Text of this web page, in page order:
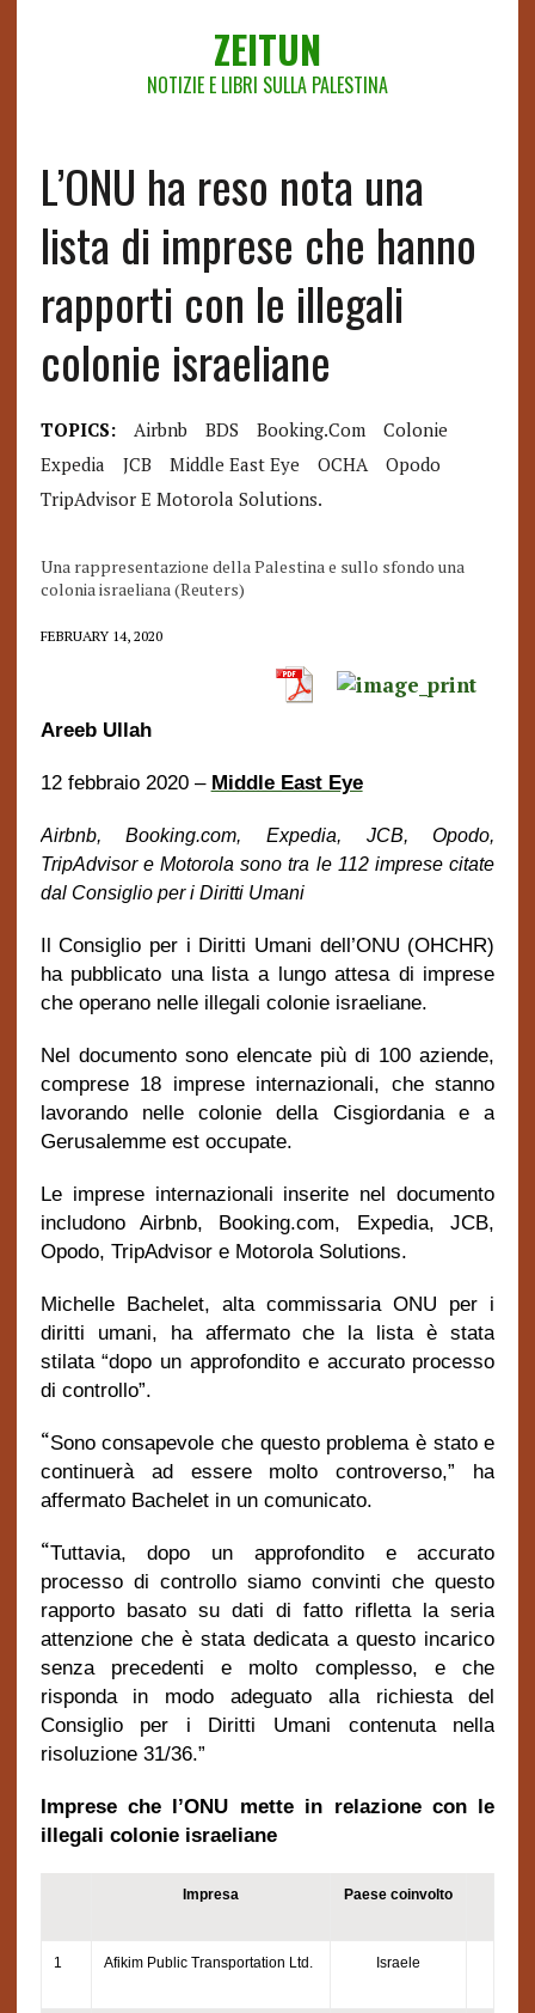
ZEITUN
NOTIZIE E LIBRI SULLA PALESTINA
L’ONU ha reso nota una
lista di imprese che hanno
rapporti con le illegali
colonie israeliane
TOPICS: Airbnb BDS Booking.com
Colonie
Expedia
JCB Middle East Eye OCHA
Opodo
TripAdvisor E Motorola Solutions.
Una rappresentazione della Palestina e sullo sfondo una
colonia israeliana (Reuters)
FEBRUARY 14, 2020
Areeb Ullah
12 febbraio 2020 – Middle East Eye
Airbnb, Booking.com, Expedia, JCB, Opodo,
TripAdvisor e Motorola sono tra le 112 imprese citate
dal Consiglio per i Diritti Umani
Il Consiglio per i Diritti Umani dell’ONU (OHCHR)
ha pubblicato una lista a lungo attesa di imprese
che operano nelle illegali colonie israeliane.
Nel documento sono elencate più di 100 aziende,
comprese 18 imprese internazionali, che stanno
lavorando nelle colonie della Cisgiordania e a
Gerusalemme est occupate.
Le imprese internazionali inserite nel documento
includono Airbnb, Booking.com, Expedia, JCB,
Opodo, TripAdvisor e Motorola Solutions.
Michelle Bachelet, alta commissaria ONU per i
diritti umani, ha affermato che la lista è stata
stilata “dopo un approfondito e accurato processo
di controllo”.
“Sono consapevole che questo problema è stato e
continuerà ad essere molto controverso,” ha
affermato Bachelet in un comunicato.
“Tuttavia, dopo un approfondito e accurato
processo di controllo siamo convinti che questo
rapporto basato su dati di fatto rifletta la seria
attenzione che è stata dedicata a questo incarico
senza precedenti e molto complesso, e che
risponda in modo adeguato alla richiesta del
Consiglio per i Diritti Umani contenuta nella
risoluzione 31/36.”
Imprese che l’ONU mette in relazione con le
illegali colonie israeliane
Impresa Paese coinvolto
1 Afikim Public Transportation Ltd. Israele